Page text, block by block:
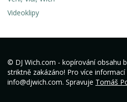
Videoklipy
© DJ Wich.com - kopírování obsahu
striktně zakázáno! Pro více
info@djwich.com. Spravuje Tomáš